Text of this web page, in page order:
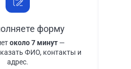
форму
около 7 минут —
ФИО, контакты и
адрес.